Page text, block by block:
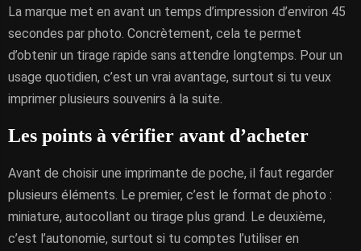
La marque met en avant un temps d’impression d’environ 45
secondes par photo. Concrètement, cela te permet
d’obtenir un tirage rapide sans attendre longtemps. Pour un
usage quotidien, c’est un vrai avantage, surtout si tu veux
imprimer plusieurs souvenirs à la suite.
Les points à vérifier avant d’acheter
Avant de choisir une imprimante de poche, il faut regarder
plusieurs éléments. Le premier, c’est le format de photo :
miniature, autocollant ou tirage plus grand. Le deuxième,
c’est l’autonomie, surtout si tu comptes l’utiliser en